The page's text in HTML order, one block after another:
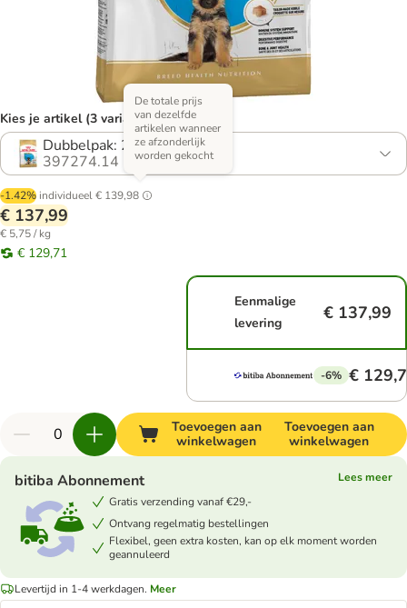
Kies je artikel (3 varianten)
Dubbelpak: 2 x 12 kg
397274.14
-1.42% individueel€ 139,98
De totale prijs
van dezelfde
artikelen wanneer
ze afzonderlijk
worden gekocht
€ 137,99
€ 5,75 / kg
€ 129,71
Eenmalige
levering
€ 137,99
-6% €
Toevoegen aan
winkelwagen
Toevoegen aan
winkelwagen
bitiba Abonnement
Lees meer
Gratis verzending vanaf €29,-
Ontvang regelmatig bestellingen
Flexibel, geen extra kosten, kan op elk moment worden
geannuleerd
Levertijd in 1-4 werkdagen. Meer